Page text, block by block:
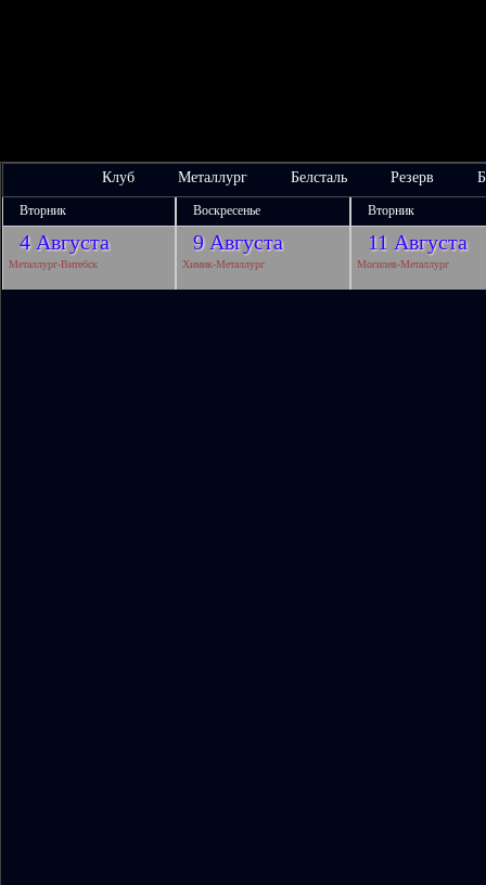
Клуб Металлург Белсталь Резерв
Вторник Воскресенье Вторник
4 Августа 9 Августа 11 Августа
Металлург-Витебск Химик-Металлург Могилев-Металлург